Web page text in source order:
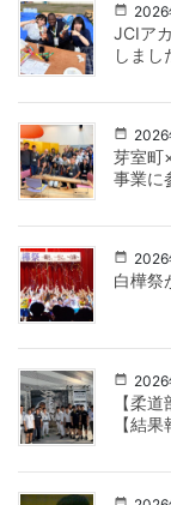
JCIア
しまし
芽室町
事業に
白樺祭
【柔
【結果